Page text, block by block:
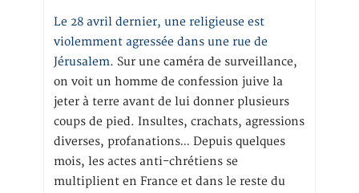
Le 28 avril dernier, une religieuse est
violemment agressée dans une rue de
Jérusalem. Sur une caméra de surveillance,
on voit un homme de confession juive la
jeter à terre avant de lui donner plusieurs
coups de pied. Insultes, crachats, agressions
diverses, profanations… Depuis quelques
mois, les actes anti-chrétiens se
multiplient en France et dans le reste du